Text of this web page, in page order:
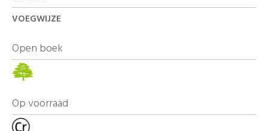
VOEGWIJZE
Open boek
Op voorraad